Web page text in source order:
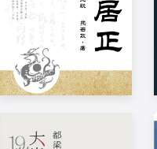
歌